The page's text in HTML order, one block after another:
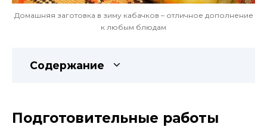
Домашняя заготовка в зиму кабачков – отличное дополнение
к любым блюдам
Содержание
Подготовительные работы